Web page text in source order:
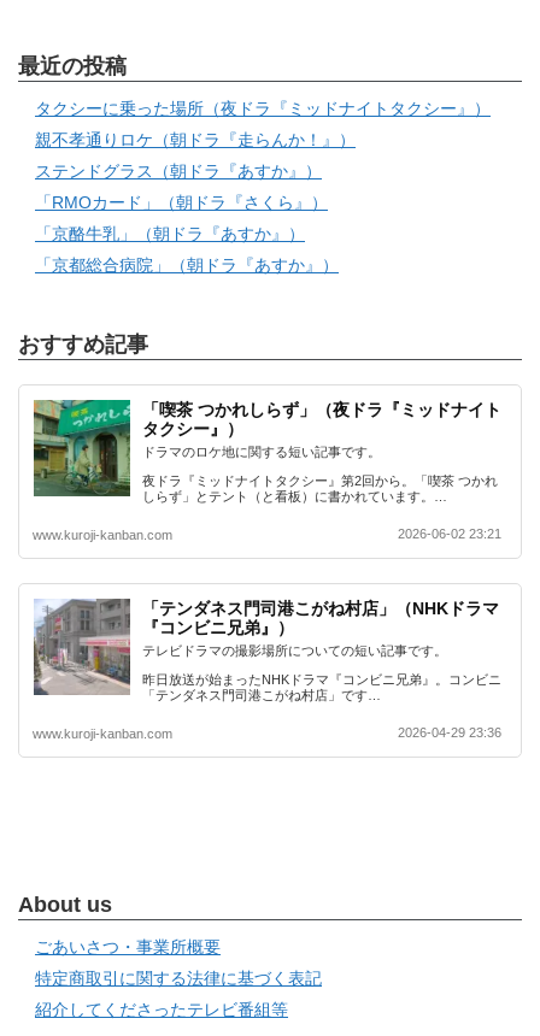
最近の投稿
タクシーに乗った場所（夜ドラ『ミッドナイトタクシー』）
親不孝通りロケ（朝ドラ『走らんか！』）
ステンドグラス（朝ドラ『あすか』）
「RMOカード」（朝ドラ『さくら』）
「京酪牛乳」（朝ドラ『あすか』）
「京都総合病院」（朝ドラ『あすか』）
おすすめ記事
「喫茶 つかれしらず」（夜ドラ『ミッドナイト
タクシー』）
ドラマのロケ地に関する短い記事です。
夜ドラ『ミッドナイトタクシー』第2回から。「喫茶 つかれ
しらず」とテント（と看板）に書かれています。…
www.kuroji-kanban.com 2026-06-02 23:21
「テンダネス門司港こがね村店」（NHKドラマ
『コンビニ兄弟』）
テレビドラマの撮影場所についての短い記事です。
昨日放送が始まったNHKドラマ『コンビニ兄弟』。コンビニ
「テンダネス門司港こがね村店」です…
www.kuroji-kanban.com 2026-04-29 23:36
About us
ごあいさつ・事業所概要
特定商取引に関する法律に基づく表記
紹介してくださったテレビ番組等